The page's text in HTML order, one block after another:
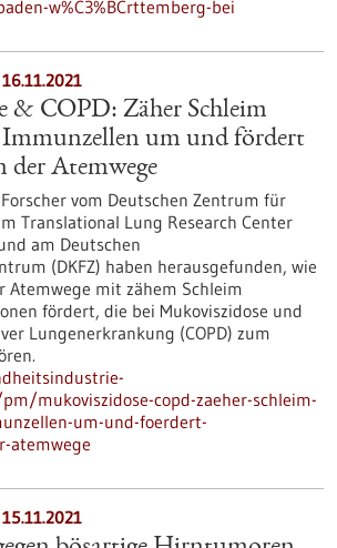
w%C3%BCrttemberg-bei
& COPD: Zäher Schleim
um und fördert
der Atemwege
vom Deutschen Zentrum für
Translational Lung Research Center
am Deutschen
(DKFZ) haben herausgefunden, wie
Atemwege mit zähem Schleim
fördert, die bei Mukoviszidose und
Lungenerkrankung (COPD) zum
mukoviszidose-copd-zaeher-schleim-
um-und-foerdert-
atemwege